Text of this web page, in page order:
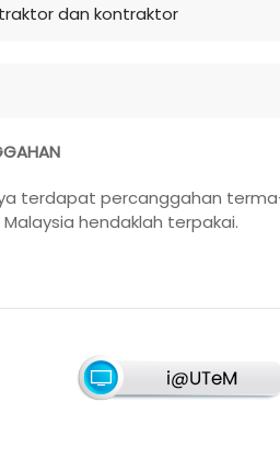
dan kontraktor
terdapat percanggahan
hendaklah terpakai.